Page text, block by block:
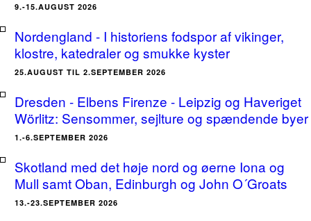
9.-15.AUGUST 2026
Nordengland - I historiens fodspor af vikinger,
klostre, katedraler og smukke kyster
25.AUGUST TIL 2.SEPTEMBER 2026
Dresden - Elbens Firenze - Leipzig og Haveriget
Wörlitz: Sensommer, sejlture og spændende byer
1.-6.SEPTEMBER 2026
Skotland med det høje nord og øerne Iona og
Mull samt Oban, Edinburgh og John O´Groats
13.-23.SEPTEMBER 2026